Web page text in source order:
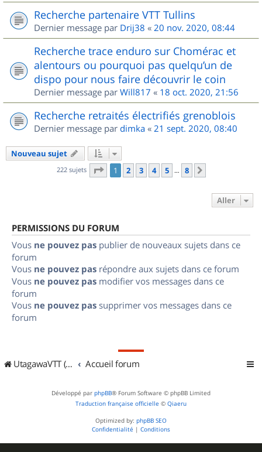
Recherche partenaire VTT Tullins
Dernier message par Drij38 « 20 nov. 2020, 08:44
Recherche trace enduro sur Chomérac et
alentours ou pourquoi pas quelqu’un de
dispo pour nous faire découvrir le coin
Dernier message par Will817 « 18 oct. 2020, 21:56
Recherche retraités électrifiés grenoblois
Dernier message par dimka « 21 sept. 2020, 08:40
Nouveau sujet
222 sujets Page 1sur
1 2 3 4 5 … 8
Aller
PERMISSIONS DU FORUM
Vous ne pouvez pas publier de nouveaux sujets dans ce
forum
Vous ne pouvez pas répondre aux sujets dans ce forum
Vous ne pouvez pas modifier vos messages dans ce
forum
Vous ne pouvez pas supprimer vos messages dans ce
forum
UtagawaVTT (Randos VTT et VTTAE avec traces GPS) Accueil forum
Développé par phpBB® Forum Software © phpBB Limited
Traduction française officielle © Qiaeru
Optimized by: phpBB SEO
Confidentialité | Conditions